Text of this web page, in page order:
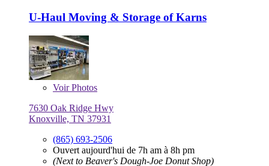
U-Haul Moving & Storage of Karns
VoirPhotos
7630 Oak Ridge Hwy
Knoxville, TN 37931
(865) 693-2506
Ouvert aujourd'hui de 7h am à 8h pm
(Next to Beaver's Dough-Joe Donut Shop)